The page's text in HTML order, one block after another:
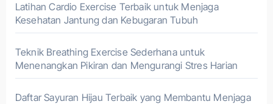
Latihan Cardio Exercise Terbaik untuk Menjaga
Kesehatan Jantung dan Kebugaran Tubuh
Teknik Breathing Exercise Sederhana untuk
Menenangkan Pikiran dan Mengurangi Stres Harian
Daftar Sayuran Hijau Terbaik yang Membantu Menjaga